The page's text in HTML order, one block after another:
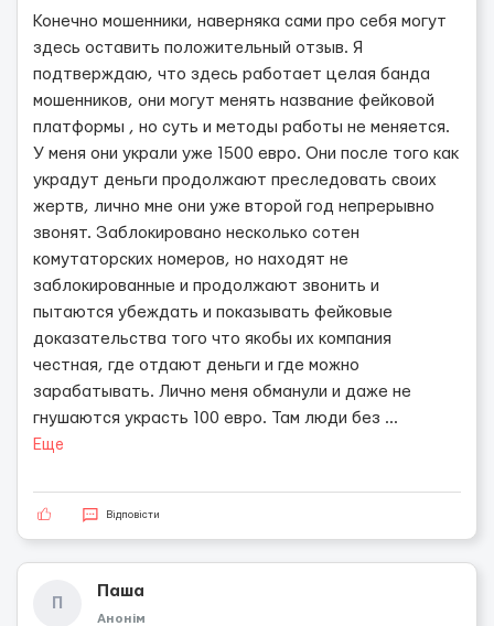
Конечно мошенники, наверняка сами про себя могут
здесь оставить положительный отзыв. Я
подтверждаю, что здесь работает целая банда
мошенников, они могут менять название фейковой
платформы , но суть и методы работы не меняется.
У меня они украли уже 1500 евро. Они после того как
украдут деньги продолжают преследовать своих
жертв, лично мне они уже второй год непрерывно
звонят. Заблокировано несколько сотен
комутаторских номеров, но находят не
заблокированные и продолжают звонить и
пытаются убеждать и показывать фейковые
доказательства того что якобы их компания
честная, где отдают деньги и где можно
зарабатывать. Лично меня обманули и даже не
гнушаются украсть 100 евро. Там люди без ...
Еще
Відповісти
П
Паша
Анонім